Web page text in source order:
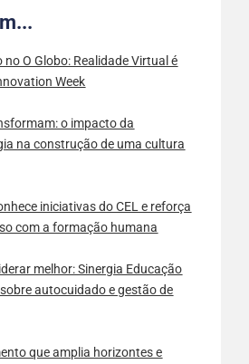
no O Globo: Realidade Virtual é
Week
o impacto da
na construção de uma cultura
iniciativas do CEL e reforça
com a formação humana
melhor: Sinergia Educação
autocuidado e gestão de
que amplia horizontes e